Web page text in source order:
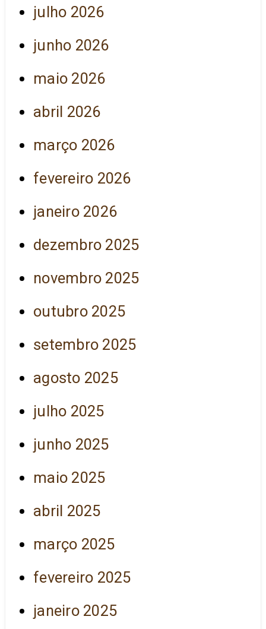
julho 2026
junho 2026
maio 2026
abril 2026
março 2026
fevereiro 2026
janeiro 2026
dezembro 2025
novembro 2025
outubro 2025
setembro 2025
agosto 2025
julho 2025
junho 2025
maio 2025
abril 2025
março 2025
fevereiro 2025
janeiro 2025